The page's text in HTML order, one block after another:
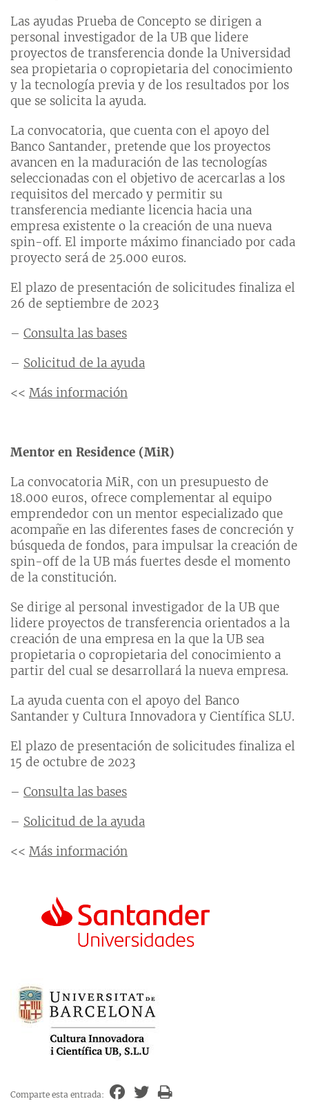
Las ayudas Prueba de Concepto se dirigen a
personal investigador de la UB que lidere
proyectos de transferencia donde la Universidad
sea propietaria o copropietaria del conocimiento
y la tecnología previa y de los resultados por los
que se solicita la ayuda.
La convocatoria, que cuenta con el apoyo del
Banco Santander, pretende que los proyectos
avancen en la maduración de las tecnologías
seleccionadas con el objetivo de acercarlas a los
requisitos del mercado y permitir su
transferencia mediante licencia hacia una
empresa existente o la creación de una nueva
spin-off. El importe máximo financiado por cada
proyecto será de 25.000 euros.
El plazo de presentación de solicitudes finaliza el
26 de septiembre de 2023
– Consulta las bases
– Solicitud de la ayuda
<< Más información
Mentor en Residence (MiR)
La convocatoria MiR, con un presupuesto de
18.000 euros, ofrece complementar al equipo
emprendedor con un mentor especializado que
acompañe en las diferentes fases de concreción y
búsqueda de fondos, para impulsar la creación de
spin-off de la UB más fuertes desde el momento
de la constitución.
Se dirige al personal investigador de la UB que
lidere proyectos de transferencia orientados a la
creación de una empresa en la que la UB sea
propietaria o copropietaria del conocimiento a
partir del cual se desarrollará la nueva empresa.
La ayuda cuenta con el apoyo del Banco
Santander y Cultura Innovadora y Científica SLU.
El plazo de presentación de solicitudes finaliza el
15 de octubre de 2023
– Consulta las bases
– Solicitud de la ayuda
<< Más información
Comparte esta entrada: